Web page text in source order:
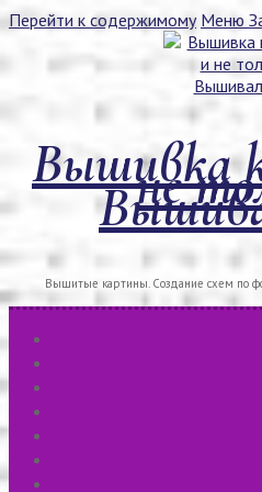
Перейти к содержимому Меню
Вышивка
не
Вышитые картины. Создание схем по